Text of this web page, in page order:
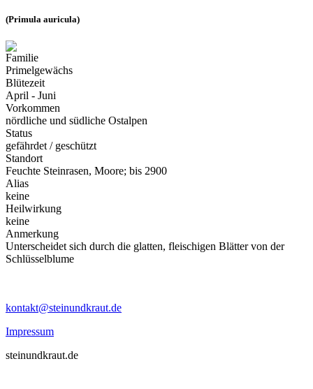
(Primula auricula)
Familie
Primelgewächs
Blütezeit
April - Juni
Vorkommen
nördliche und südliche Ostalpen
Status
gefährdet / geschützt
Standort
Feuchte Steinrasen, Moore; bis 2900
Alias
keine
Heilwirkung
keine
Anmerkung
Unterscheidet sich durch die glatten, fleischigen Blätter von der
Schlüsselblume
kontakt@steinundkraut.de
Impressum
steinundkraut.de